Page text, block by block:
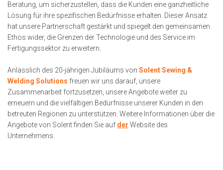
Beratung, um sicherzustellen, dass die Kunden eine ganzheitliche
Lösung für ihre spezifischen Bedürfnisse erhalten. Dieser Ansatz
hat unsere Partnerschaft gestärkt und spiegelt den gemeinsamen
Ethos wider, die Grenzen der Technologie und des Service im
Fertigungssektor zu erweitern.
Anlässlich des 20-jährigen Jubiläums von Solent Sewing &
Welding Solutions freuen wir uns darauf, unsere
Zusammenarbeit fortzusetzen, unsere Angebote weiter zu
erneuern und die vielfältigen Bedürfnisse unserer Kunden in den
betreuten Regionen zu unterstützen. Weitere Informationen über die
Angebote von Solent finden Sie auf der Website des
Unternehmens.